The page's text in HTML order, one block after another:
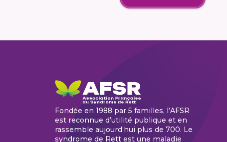
Fondée en 1988 par 5 familles, l’AFSR
est reconnue d’utilité publique et en
rassemble aujourd’hui plus de 700. Le
syndrome de Rett est une maladie